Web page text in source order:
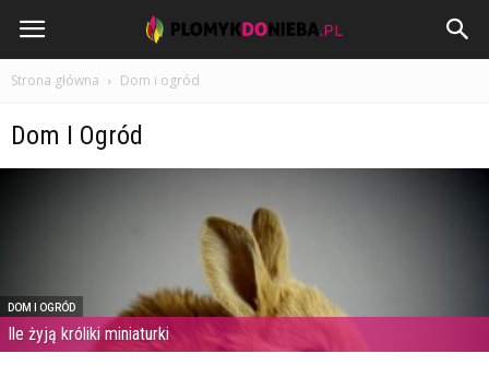
PlomykDoNieba.pl
Strona główna Dom i ogród
Dom I Ogród
DOM I OGRÓD
Ile żyją króliki miniaturki